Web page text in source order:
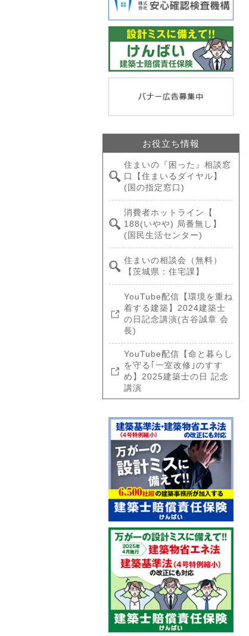
お役立ち情報
住まいの『困った』相談窓
口【住まいるダイヤル】
(国の指定窓口)
消費者ホットライン【
188(いやや) 局番無し】
(国民生活センター)
住まいの相談会（無料）
【茨城県：住宅課】
YouTube配信【環境を重ね
着する建築】2024建築士
の日記念講演(古谷誠章 会
長)
YouTube配信【命と暮らし
を守る｢一室改修｣のすす
め】2025建築士の日 記念
講演